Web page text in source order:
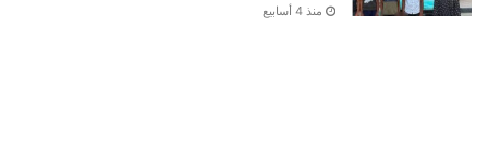
منذ 4 أسابيع